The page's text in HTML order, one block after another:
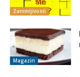
Zanimljivosti
Magazin